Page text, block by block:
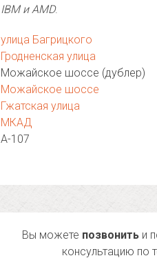
IBM и AMD.
улица Багрицкого
Гродненская улица
Можайское шоссе (дублер)
Можайское шоссе
Гжатская улица
МКАД
А-107
Вы можете позвонить и
консультацию по